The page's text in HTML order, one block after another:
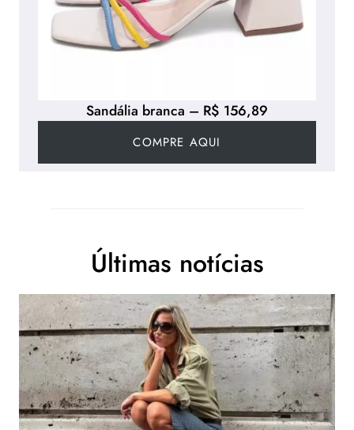
Sandália branca – R$ 156,89
COMPRE AQUI
Últimas notícias